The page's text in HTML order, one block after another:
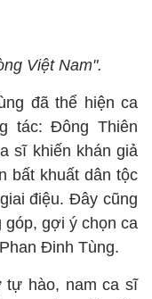
Việt Nam".
đã thể hiện ca
tác: Đông Thiên
sĩ khiến khán giả
bất khuất dân tộc
điệu. Đây cũng
góp, gợi ý chọn ca
Đinh Tùng.
tự hào, nam ca sĩ